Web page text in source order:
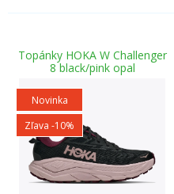
Topánky HOKA W Challenger
8 black/pink opal
Novinka
Zľava -10%